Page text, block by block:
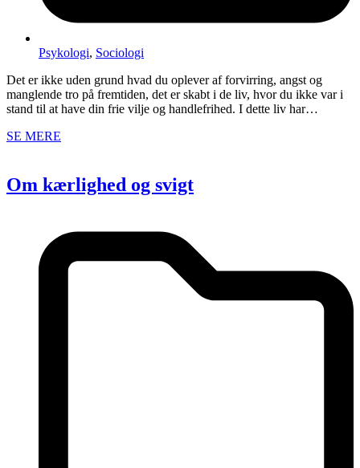
Psykologi, Sociologi
Det er ikke uden grund hvad du oplever af forvirring, angst og
manglende tro på fremtiden, det er skabt i de liv, hvor du ikke var i
stand til at have din frie vilje og handlefrihed. I dette liv har…
SE MERE
Om kærlighed og svigt